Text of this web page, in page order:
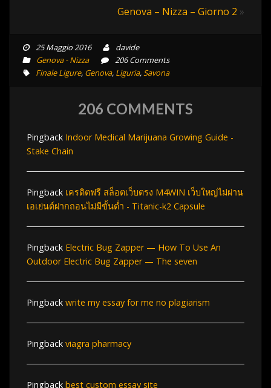
Genova – Nizza – Giorno 2 »
25 Maggio 2016
davide
Genova - Nizza
206 Comments
Finale Ligure, Genova, Liguria, Savona
206 COMMENTS
Pingback Indoor Medical Marijuana Growing Guide -
Stake Chain
Pingback เครดิตฟรี สล็อตเว็บตรง M4WIN เว็บใหญ่ไม่ผ่าน
เอเย่นต์ฝากถอนไม่มีขั้นต่ำ - Titanic-k2 Capsule
Pingback Electric Bug Zapper — How To Use An
Outdoor Electric Bug Zapper — The seven
Pingback write my essay for me no plagiarism
Pingback viagra pharmacy
Pingback best custom essay site